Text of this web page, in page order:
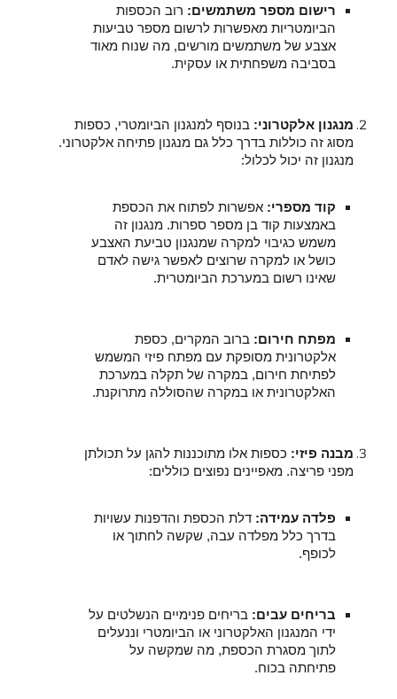
רישום מספר משתמשים: רוב הכספות
הביומטריות מאפשרות לרשום מספר טביעות
אצבע של משתמשים מורשים, מה שנוח מאוד
בסביבה משפחתית או עסקית.
מנגנון אלקטרוני: בנוסף למנגנון הביומטרי, כספות
מסוג זה כוללות בדרך כלל גם מנגנון פתיחה אלקטרוני.
מנגנון זה יכול לכלול:
קוד מספרי: אפשרות לפתוח את הכספת
באמצעות קוד בן מספר ספרות. מנגנון זה
משמש כגיבוי למקרה שמנגנון טביעת האצבע
כושל או למקרה שרוצים לאפשר גישה לאדם
שאינו רשום במערכת הביומטרית.
מפתח חירום: ברוב המקרים, כספת
אלקטרונית מסופקת עם מפתח פיזי המשמש
לפתיחת חירום, במקרה של תקלה במערכת
האלקטרונית או במקרה שהסוללה מתרוקנת.
מבנה פיזי: כספות אלו מתוכננות להגן על תכולתן
מפני פריצה. מאפיינים נפוצים כוללים:
פלדה עמידה: דלת הכספת והדפנות עשויות
בדרך כלל מפלדה עבה, שקשה לחתוך או
לכופף.
בריחים עבים: בריחים פנימיים הנשלטים על
ידי המנגנון האלקטרוני או הביומטרי וננעלים
לתוך מסגרת הכספת, מה שמקשה על
פתיחתה בכוח.